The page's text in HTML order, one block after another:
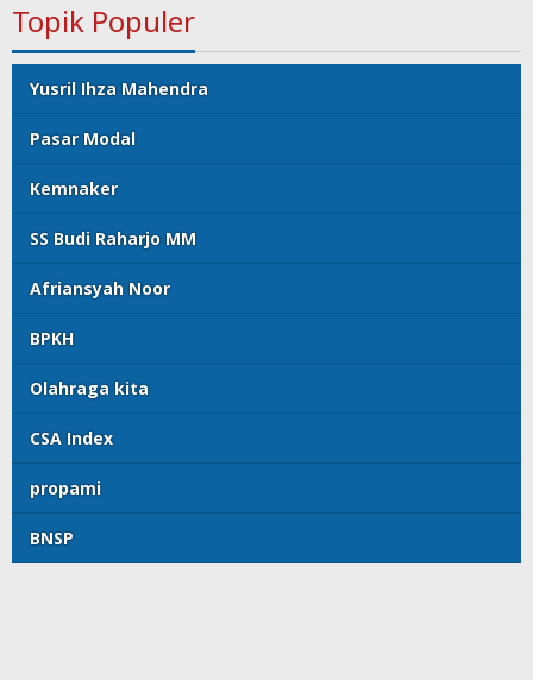
Topik Populer
Yusril Ihza Mahendra
Pasar Modal
Kemnaker
SS Budi Raharjo MM
Afriansyah Noor
BPKH
Olahraga kita
CSA Index
propami
BNSP